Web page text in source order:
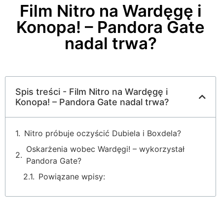
Film Nitro na Wardęgę i
Konopa! – Pandora Gate
nadal trwa?
Spis treści - Film Nitro na Wardęgę i
Konopa! – Pandora Gate nadal trwa?
Nitro próbuje oczyścić Dubiela i Boxdela?
Oskarżenia wobec Wardęgi! – wykorzystał
Pandora Gate?
Powiązane wpisy: